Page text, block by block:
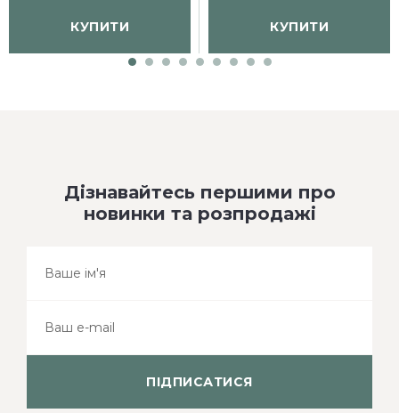
КУПИТИ КУПИТИ
Дізнавайтесь першими про
новинки та розпродажі
ПІДПИСАТИСЯ